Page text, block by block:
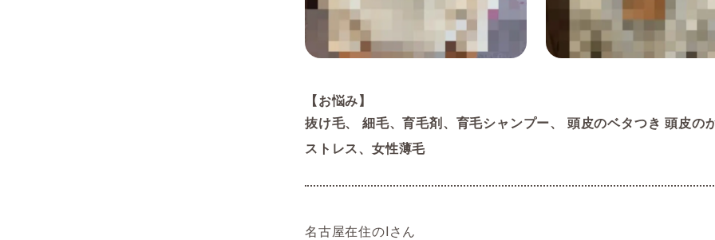
【お悩み】
抜け毛、 細毛、育毛剤、育毛シャンプー、 頭皮のベタつき 頭皮の
ストレス、女性薄毛
名古屋在住のIさん